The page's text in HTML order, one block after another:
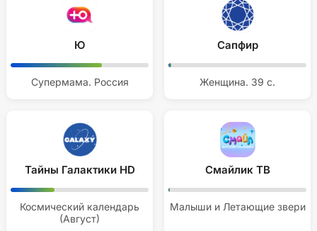
Ю
Супермама. Россия
Сапфир
Женщина. 39 с.
Тайны Галактики HD
Космический календарь
(Август)
Смайлик ТВ
Малыши и Летающие звери